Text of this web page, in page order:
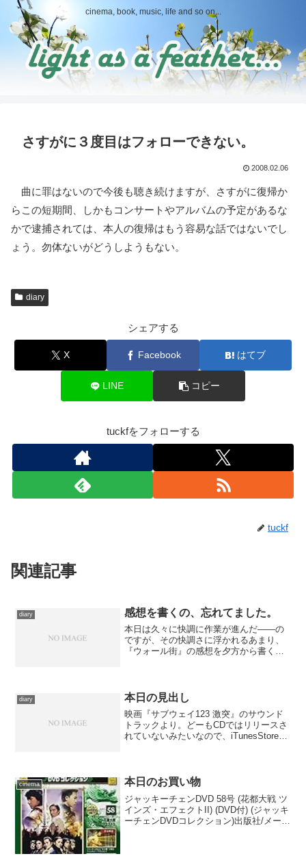
cinema, book, music, life and so on...
さすがに３度目はフォローできない。
2008.02.06
曲に罪はないので今後も聴き続けますが、さすがに復帰か
らこの短期間、しかもコンサートやアルバムの予定があるな
かで逮捕されては、本人の復帰はもう容易な話ではないでし
ょう。勿体ないがどうしようもない。
diary
シェアする
X Facebook はてブ
LINE コピー
tuckfをフォローする
tuckf
関連記事
diary 感想を書くの、忘れてました。
本日は久々に快調に作業が進んだ――の
ですが、その快調さに浮かれるあまり、
『ウォール街』の感想を夕方から書くつ
付が変わる直前、なので感...
diary 本日の見出し
映画『サブウェイ123 激突』のサウンド
トラックより。どーもCDではリリースさ
れていないみたいなので、iTunesStoreへ
cinema 本日のお買い物
ジャッキーチェンDVD 58号 (花都大戦 ツ
インズ・エフェクトII) (DVD付) (ジャッキ
ーチェンDVDコレクション)出版社/メーカ